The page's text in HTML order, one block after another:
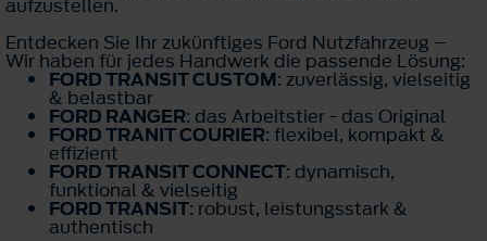
aufzustellen.
Entdecken Sie Ihr zukünftiges Ford Nutzfahrzeug –
Wir haben für jedes Handwerk die passende Lösung:
FORD TRANSIT CUSTOM: zuverlässig, vielseitig
& belastbar
FORD RANGER: das Arbeitstier - das Original
FORD TRANIT COURIER: flexibel, kompakt &
effizient
FORD TRANSIT CONNECT: dynamisch,
funktional & vielseitig
FORD TRANSIT: robust, leistungsstark &
authentisch